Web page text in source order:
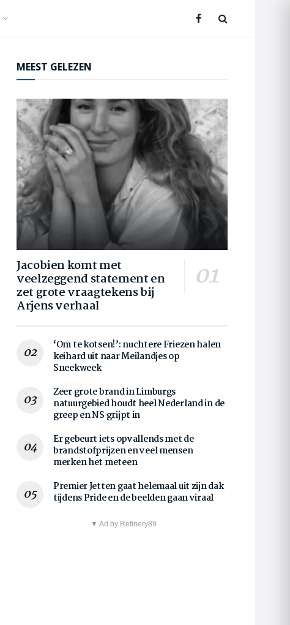
MEEST GELEZEN
Jacobien komt met
veelzeggend statement en
zet grote vraagtekens bij
Arjens verhaal
‘Om te kotsen!’: nuchtere Friezen halen
keihard uit naar Meilandjes op
Sneekweek
Zeer grote brand in Limburgs
natuurgebied houdt heel Nederland in de
greep en NS grijpt in
Er gebeurt iets opvallends met de
brandstofprijzen en veel mensen
merken het meteen
Premier Jetten gaat helemaal uit zijn dak
tijdens Pride en de beelden gaan viraal
▼ Ad by Refinery89